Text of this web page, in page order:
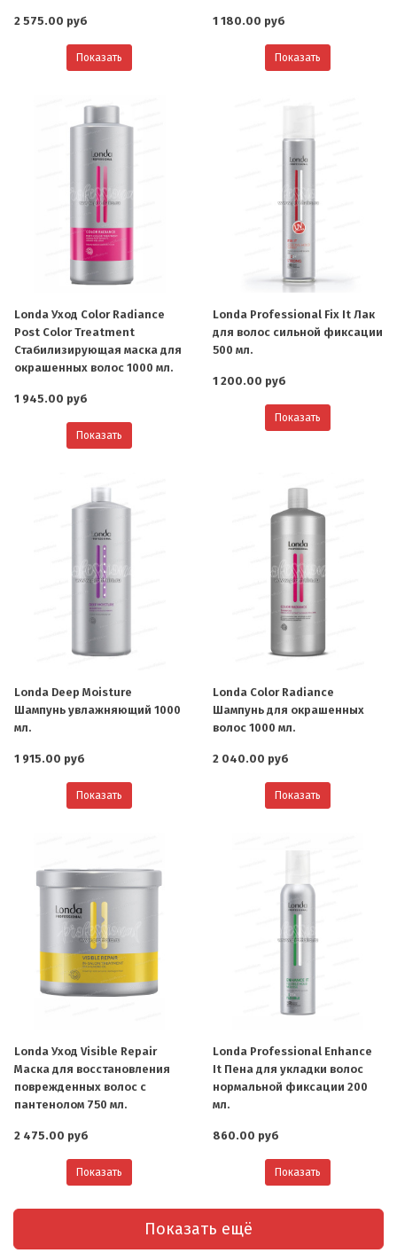
2 575.00 руб
Показать
1 180.00 руб
Показать
Londa Уход Color Radiance
Post Color Treatment
Стабилизирующая маска для
окрашенных волос 1000 мл.
1 945.00 руб
Показать
Londa Professional Fix It Лак
для волос сильной фиксации
500 мл.
1 200.00 руб
Показать
Londa Deep Moisture
Шампунь увлажняющий 1000
мл.
1 915.00 руб
Показать
Londa Color Radiance
Шампунь для окрашенных
волос 1000 мл.
2 040.00 руб
Показать
Londa Уход Visible Repair
Маска для восстановления
поврежденных волос с
пантенолом 750 мл.
2 475.00 руб
Показать
Londa Professional Enhance
It Пена для укладки волос
нормальной фиксации 200
мл.
860.00 руб
Показать
Показать ещё
О компании
Ваша скидка
Доставка